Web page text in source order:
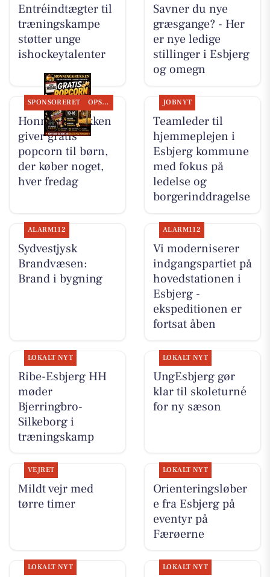
Entréindtægter til
træningskampe
støtter unge
ishockeytalenter
Savner du nye
græsgange? - Her
er nye ledige
stillinger i Esbjerg
og omegn
SPONSORERET OPSLAGSTAVLEN
Honning-krukken
giver gratis
popcorn til børn,
der køber noget,
hver fredag
JOBNYT
Teamleder til
hjemmeplejen i
Esbjerg kommune
med fokus på
ledelse og
borgerinddragelse
ALARM112
Sydvestjysk
Brandvæsen:
Brand i bygning
ALARM112
Vi moderniserer
indgangspartiet på
hovedstationen i
Esbjerg -
ekspeditionen er
fortsat åben
LOKALT NYT
Ribe-Esbjerg HH
møder
Bjerringbro-
Silkeborg i
træningskamp
LOKALT NYT
UngEsbjerg gør
klar til skoleturné
for ny sæson
VEJRET
Mildt vejr med
tørre timer
LOKALT NYT
Orienteringsløber
e fra Esbjerg på
eventyr på
Færøerne
LOKALT NYT LOKALT NYT